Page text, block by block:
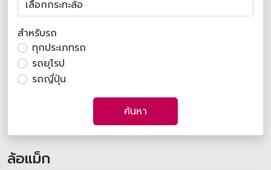
สำหรับรถ
ทุกประเภทรถ
รถยุโรป
รถญี่ปุ่น
ค้นหา
ล้อแม็ก